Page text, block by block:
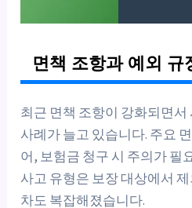
면책 조항과 예외 규
최근 면책 조항이 강화되면서
사례가 늘고 있습니다. 주요
어, 보험금 청구 시 주의가 필
사고 유형은 보장 대상에서
차도 복잡해졌습니다.